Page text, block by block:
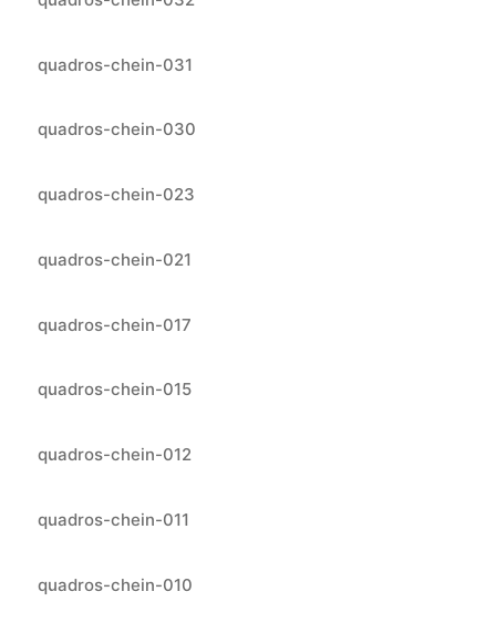
quadros-chein-031
quadros-chein-030
quadros-chein-023
quadros-chein-021
quadros-chein-017
quadros-chein-015
quadros-chein-012
quadros-chein-011
quadros-chein-010